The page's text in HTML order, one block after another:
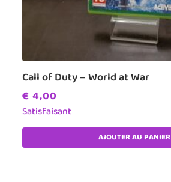
Call of Duty – World at War
€ 4,00
Satisfaisant
AJOUTER AU PANIER